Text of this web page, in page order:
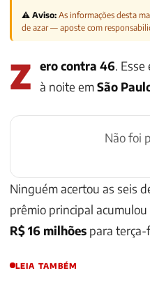
⚠️ Aviso: As informações desta
de azar — aposte com
Z ero contra 46. Esse
à noite emSão
Não
Ninguém acertou as seis
prêmio principal
R$ 16 milhões para terça-
LEIA TAMBÉM